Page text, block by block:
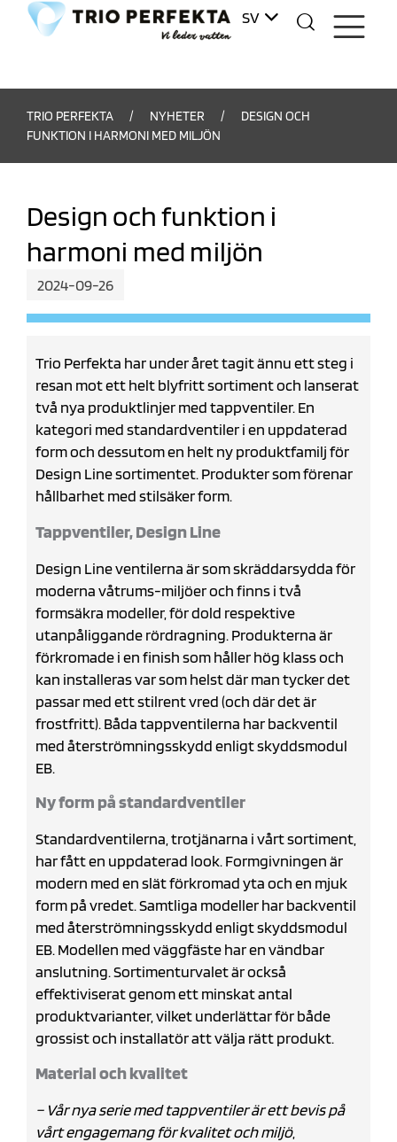
SV
DA
TRIO PERFEKTA / NYHETER /
DESIGN OCH
FUNKTION I HARMONI MED MILJÖN
Design och funktion i
harmoni med miljön
2024-09-26
Trio Perfekta har under året tagit ännu ett steg i
resan mot ett helt blyfritt sortiment och lanserat
två nya produktlinjer med tappventiler. En
kategori med standardventiler i en uppdaterad
form och dessutom en helt ny produktfamilj för
Design Line sortimentet. Produkter som förenar
hållbarhet med stilsäker form.
Tappventiler, Design Line
Design Line ventilerna är som skräddarsydda för
moderna våtrums-miljöer och finns i två
formsäkra modeller, för dold respektive
utanpåliggande rördragning. Produkterna är
förkromade i en finish som håller hög klass och
kan installeras var som helst där man tycker det
passar med ett stilrent vred (och där det är
frostfritt). Båda tappventilerna har backventil
med återströmningsskydd enligt skyddsmodul
EB.
Ny form på standardventiler
Standardventilerna, trotjänarna i vårt sortiment,
har fått en uppdaterad look. Formgivningen är
modern med en slät förkromad yta och en mjuk
form på vredet. Samtliga modeller har backventil
med återströmningsskydd enligt skyddsmodul
EB. Modellen med väggfäste har en vändbar
anslutning. Sortimenturvalet är också
effektiviserat genom ett minskat antal
produktvarianter, vilket underlättar för både
grossist och installatör att välja rätt produkt.
Material och kvalitet
– Vår nya serie med tappventiler är ett bevis på
vårt engagemang för kvalitet och miljö,